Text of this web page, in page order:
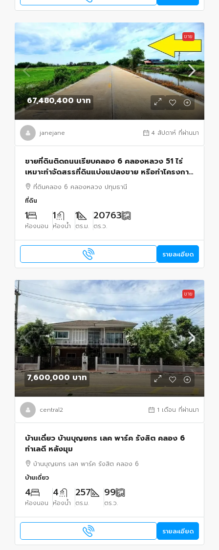
ขาย
67,480,400 บาท
janejane 4 สัปดาห์ ที่ผ่านมา
ขายที่ดินติดถนนเรียบคลอง 6 คลองหลวง 51 ไร่
เหมาะทำจัดสรรที่ดินแบ่งแปลงขาย หรือทำโครงการ
บ้าน ทำการเกษตร ซื้อเก็บไว้ได้
ที่ดินคลอง 6 คลองหลวง ปทุมธานี
ที่ดิน
1
ห้องนอน
1
ห้องน้ำ
1
ตร.ม.
20763
ตร.ว.
รายละเอียด
ขาย
7,600,000 บาท
central2 1 เดือน ที่ผ่านมา
บ้านเดี่ยว บ้านบุญยกร เลค พาร์ค รังสิต คลอง 6
ทำเลดี หลังมุม
บ้านบุญยกร เลค พาร์ค รังสิต คลอง 6
บ้านเดี่ยว
4
ห้องนอน
4
ห้องน้ำ
257
ตร.ม.
99
ตร.ว.
รายละเอียด